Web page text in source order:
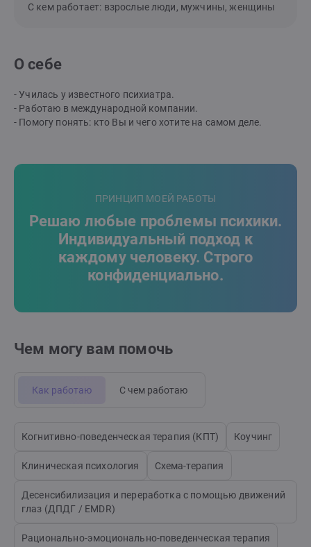
С кем работает: взрослые люди, мужчины, женщины
О себе
- Училась у известного психиатра.
- Работаю в международной компании.
- Помогу понять: кто Вы и чего хотите на самом деле.
ПРИНЦИП МОЕЙ РАБОТЫ
Решаю любые проблемы психики.
Индивидуальный подход к
каждому человеку. Строго
конфиденциально.
Чем могу вам помочь
Как работаю С чем работаю
Когнитивно-поведенческая терапия (КПТ) Коучинг
Клиническая психология Схема-терапия
Десенсибилизация и переработка с помощью движений
глаз (ДПДГ / EMDR)
Рационально-эмоционально-поведенческая терапия